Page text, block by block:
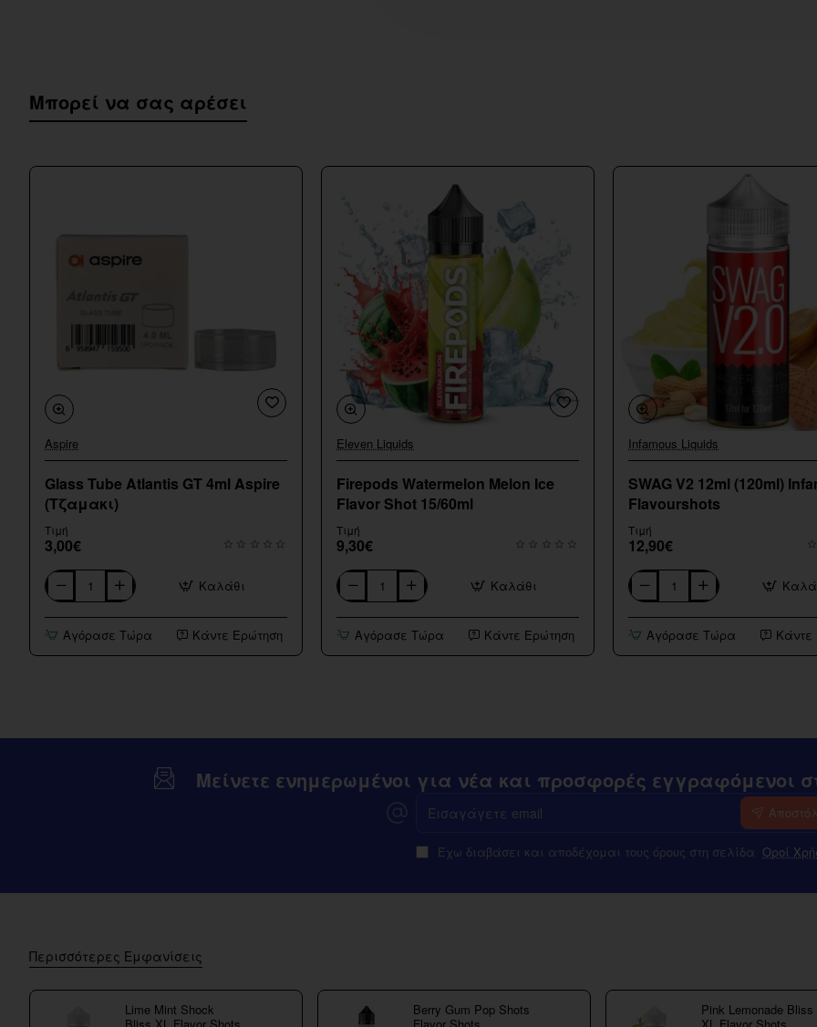
Μπορεί να σας αρέσει
Aspire
Glass Tube Atlantis GT 4ml Aspire
(Τζαμακι)
Τιμή
3,00€
Glass
Tube
Atlantis
GT
Καλάθι
Αγόρασε Τώρα Κάντε Ερώτηση
Eleven Liquids
Firepods Watermelon Melon Ice
Flavor Shot 15/60ml
Τιμή
9,30€
Firepods
Watermelon
Melon
Ice
Καλάθι
Αγόρασε Τώρα Κάντε Ερώτηση
Infamous Liquids
SWAG V2 12ml (120ml)
Flavourshots
Τιμή
12,90€
SWAG
V2
12ml
(120ml)Αγόρασε Τώρα Κάντε
Μείνετε ενημερωμένοι για νέα και προσφορές εγγραφόμενοι
email
Έχω διαβάσει και αποδέχομαι τους όρους στη σελίδα Οροί
Περισσότερες Εμφανίσεις
Lime Mint Shock
Berry Gum Pop Shots
Pink Lemonade Bliss